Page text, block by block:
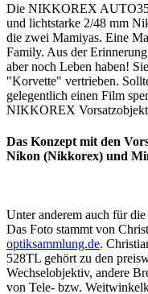
Die NIKKOREX AUTO35
und lichtstarke 2/48 mm
die zwei Mamiyas. Eine
Family. Aus der
aber noch Leben haben!
"Korvette" vertrieben.
gelegentlich einen Film
NIKKOREX
Das Konzept mit den
Nikon (Nikkorex) und
Unter anderem auch für
Das Foto stammt von
optiksammlung.de.
528TL gehört zu den
Wechselobjektiv, andere
von Tele- bzw.